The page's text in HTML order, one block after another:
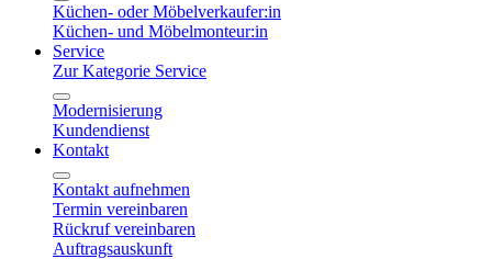
Küchen- oder Möbelverkaufer:in
Küchen- und Möbelmonteur:in
Service
Zur Kategorie Service
Modernisierung
Kundendienst
Kontakt
Kontakt aufnehmen
Termin vereinbaren
Rückruf vereinbaren
Auftragsauskunft